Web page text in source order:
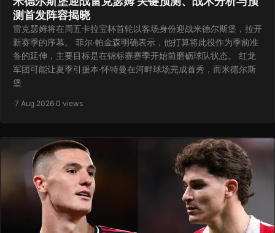
测首发阵容揭晓
雷克瑟姆将在周五卡拉宝杯首轮以客场身份迎战米德尔斯堡，拉开
新赛季的序幕。 菲尔·帕金森明确表示，他打算将此役作为季前准
备的延伸，主要目标是在锦标赛赛季开始前磨砺球队状态。 红龙
军团可能让夏季引援本·怀特曼在河畔球场完成首秀，而米德尔斯
堡
·7 Aug 2026·0 views